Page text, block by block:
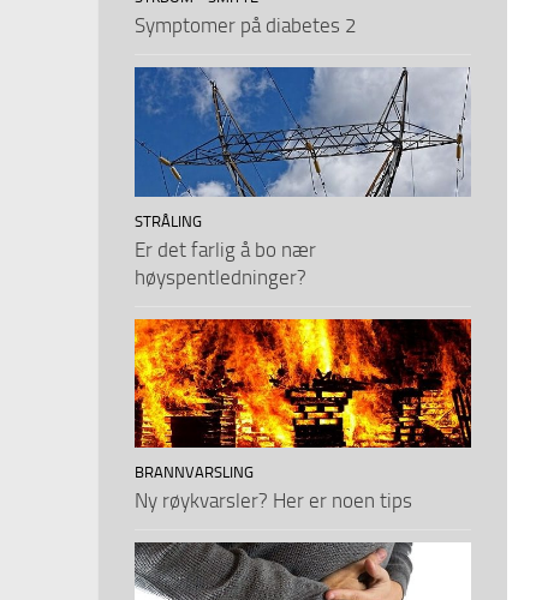
Symptomer på diabetes 2
STRÅLING
Er det farlig å bo nær
høyspentledninger?
BRANNVARSLING
Ny røykvarsler? Her er noen tips